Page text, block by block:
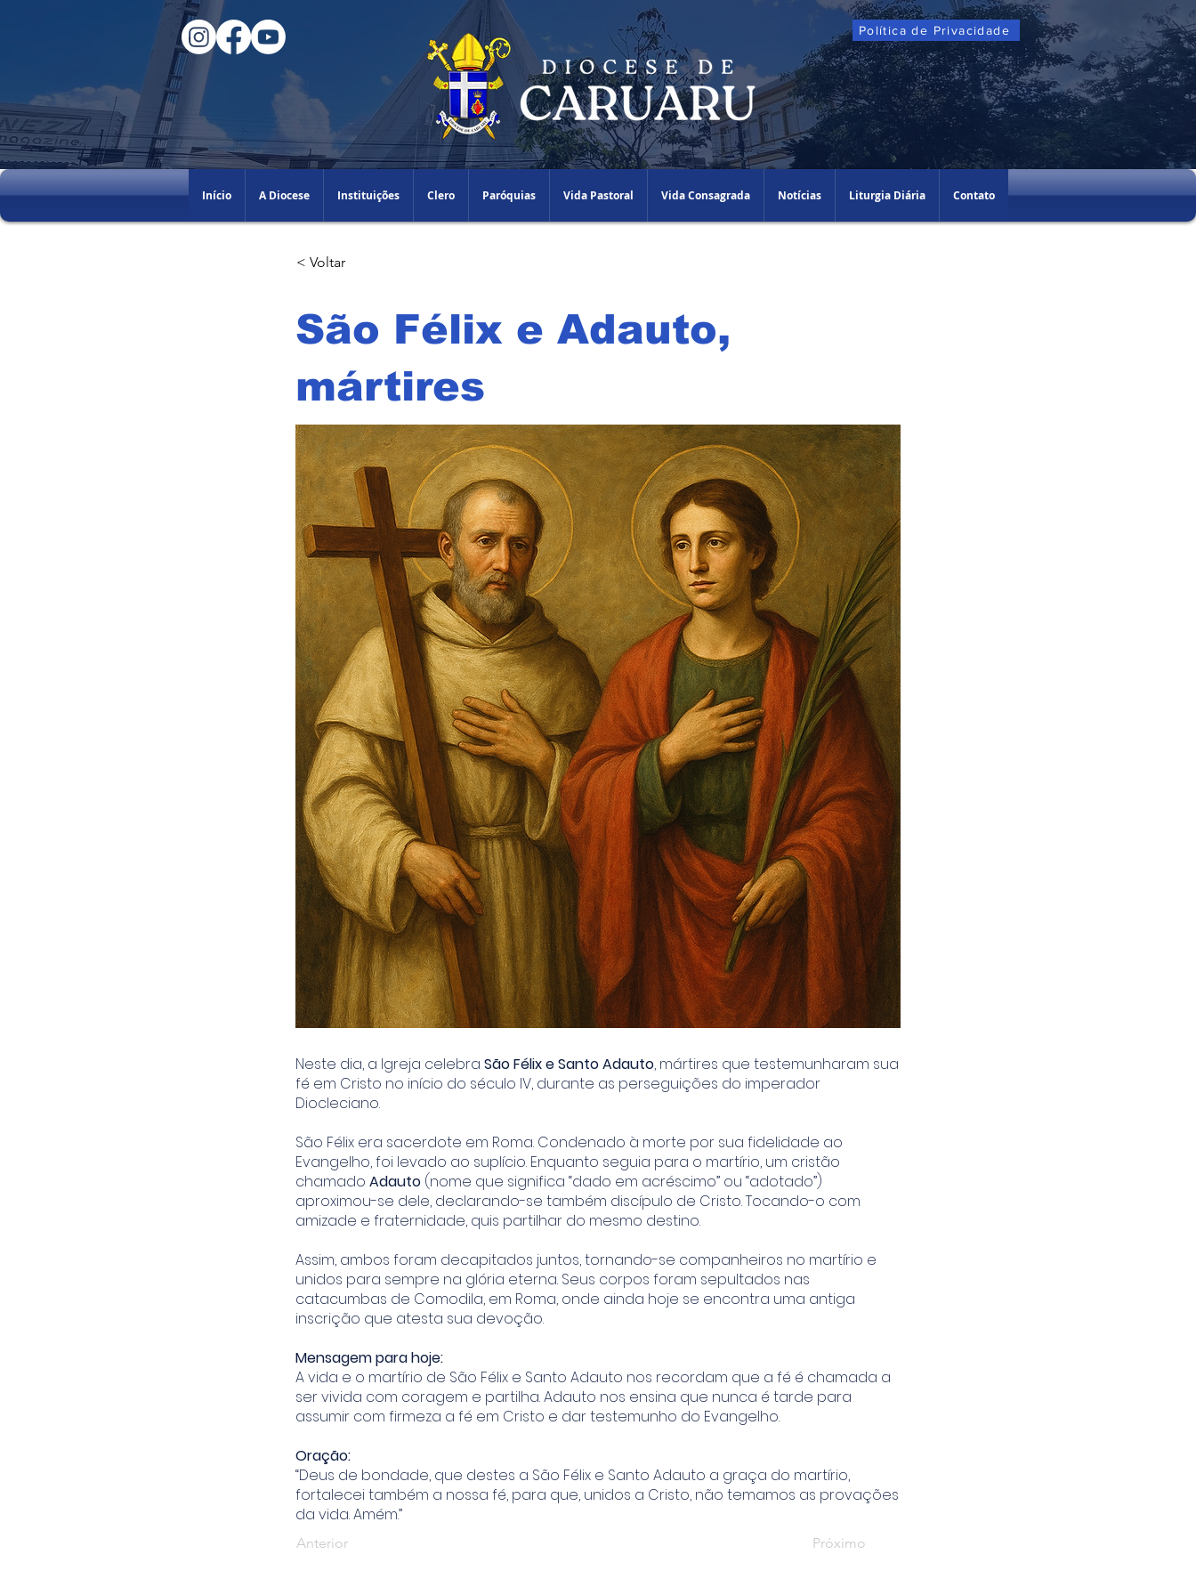
Política de Privacidade
Início A Diocese Instituições Clero Paróquias Vida Pastoral Vida Consagrada Notícias Liturgia Diária Contato
< Voltar
São Félix e Adauto,
mártires
Neste dia, a Igreja celebra São Félix e Santo Adauto, mártires que testemunharam sua
fé em Cristo no início do século IV, durante as perseguições do imperador
Diocleciano.
São Félix era sacerdote em Roma. Condenado à morte por sua fidelidade ao
Evangelho, foi levado ao suplício. Enquanto seguia para o martírio, um cristão
chamado Adauto (nome que significa “dado em acréscimo” ou “adotado”)
aproximou-se dele, declarando-se também discípulo de Cristo. Tocando-o com
amizade e fraternidade, quis partilhar do mesmo destino.
Assim, ambos foram decapitados juntos, tornando-se companheiros no martírio e
unidos para sempre na glória eterna. Seus corpos foram sepultados nas
catacumbas de Comodila, em Roma, onde ainda hoje se encontra uma antiga
inscrição que atesta sua devoção.
Mensagem para hoje:
A vida e o martírio de São Félix e Santo Adauto nos recordam que a fé é chamada a
ser vivida com coragem e partilha. Adauto nos ensina que nunca é tarde para
assumir com firmeza a fé em Cristo e dar testemunho do Evangelho.
Oração:
“Deus de bondade, que destes a São Félix e Santo Adauto a graça do martírio,
fortalecei também a nossa fé, para que, unidos a Cristo, não temamos as provações
da vida. Amém.”
Anterior Próximo